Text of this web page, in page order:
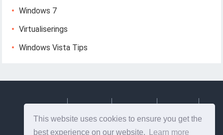
This website uses cookies to ensure you get the
best experience on our website.
Learn more
Windows 7
Virtualiserings
Windows Vista Tips